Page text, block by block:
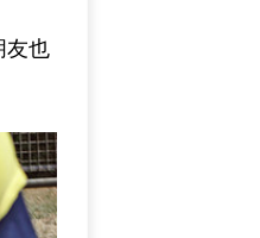
友也